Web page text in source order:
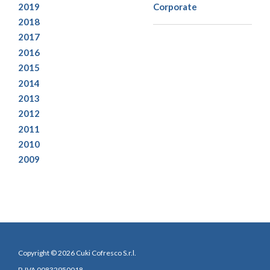
2019
2018
2017
2016
2015
2014
2013
2012
2011
2010
2009
Corporate
Copyright © 2026 Cuki Cofresco S.r.l.